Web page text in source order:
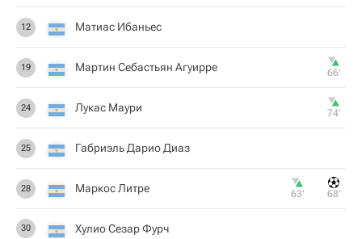
12 Матиас Ибаньес
19 Мартин Себастьян Агуирре 66‎’‎
24 Лукас Маури 74‎’‎
25 Габриэль Дарио Диаз
28 Маркос Литре 63‎’‎ 68‎’‎
30 Хулио Сезар Фурч